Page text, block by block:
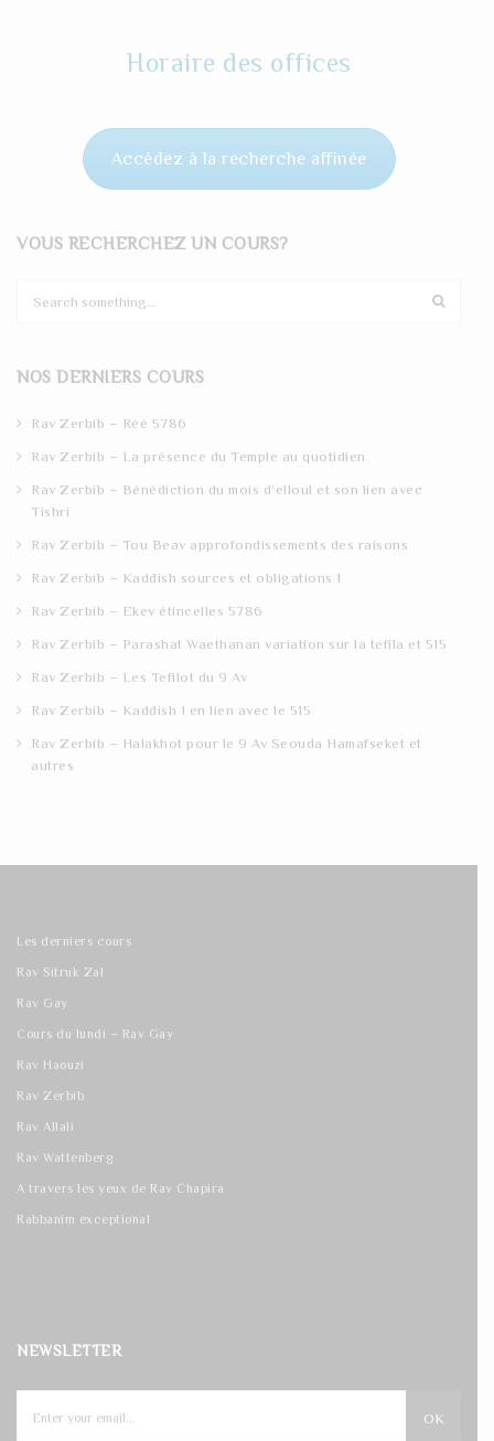
Horaire des offices
Accédez à la recherche affinée
VOUS RECHERCHEZ UN COURS?
c
NOS DERNIERS COURS
Rav Zerbib – Réé 5786
Rav Zerbib – La présence du Temple au quotidien
Rav Zerbib – Bénédiction du mois d’elloul et son lien avec
Tishri
Rav Zerbib – Tou Beav approfondissements des raisons
Rav Zerbib – Kaddish sources et obligations 1
Rav Zerbib – Ekev étincelles 5786
Rav Zerbib – Parashat Waethanan variation sur la tefila et 515
Rav Zerbib – Les Tefilot du 9 Av
Rav Zerbib – Kaddish 1 en lien avec le 515
Rav Zerbib – Halakhot pour le 9 Av Seouda Hamafseket et
autres
Les derniers cours
Rav Sitruk Zal
Rav Gay
Cours du lundi – Rav Gay
Rav Haouzi
Rav Zerbib
Rav Allali
Rav Wattenberg
A travers les yeux de Rav Chapira
Rabbanim exceptional
NEWSLETTER
OK